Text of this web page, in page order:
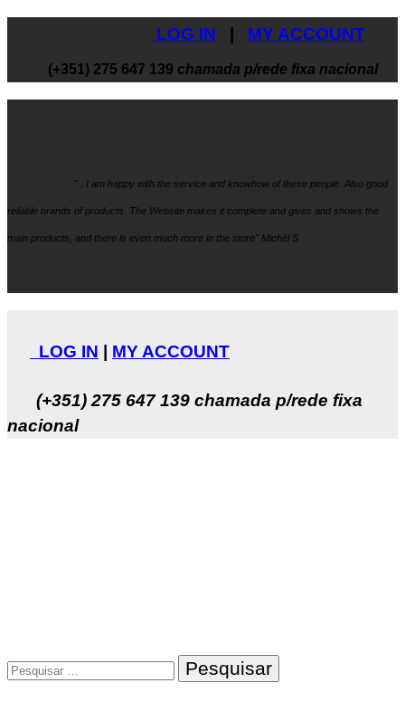
LOG IN MY ACCOUNT
(+351) 275 647 139 chamada p/rede fixa nacional
".. I am happy with the service and knowhow of these people. Also good
reliable brands of products. The Website makes it complete and gives and shows the
main products, and there is even much more in the store" Michël S
LOG IN MY ACCOUNT
(+351) 275 647 139 chamada p/rede fixa
nacional
Pesquisar
por: